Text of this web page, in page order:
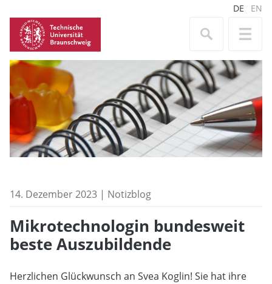
DE EN
14. Dezember 2023 | Notizblog
Mikrotechnologin bundesweit
beste Auszubildende
Herzlichen Glückwunsch an Svea Koglin! Sie hat ihre